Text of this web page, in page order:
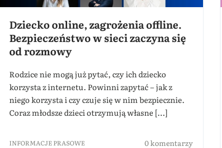
Dziecko online, zagrożenia offline.
Bezpieczeństwo w sieci zaczyna się
od rozmowy
Rodzice nie mogą już pytać, czy ich dziecko
korzysta z internetu. Powinni zapytać – jak z
niego korzysta i czy czuje się w nim bezpiecznie.
Coraz młodsze dzieci otrzymują własne [...]
INFORMACJE PRASOWE 0 komentarzy